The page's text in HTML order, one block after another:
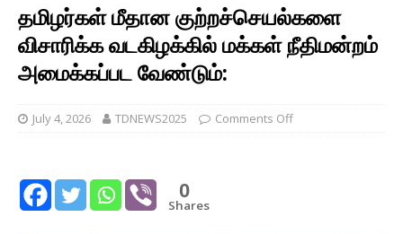
தமிழர்கள் மீதான குற்றச்செயல்களை
விசாரிக்க வடகிழக்கில் மக்கள் நீதிமன்றம்
அமைக்கப்பட வேண்டும்:
July 4, 2026 TDNEWS2025 Comments Off
0
Shares